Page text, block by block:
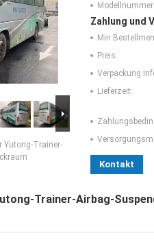
Yutong-Trainer-
Modellnummer:
Zahlung und
Min
Preis:
Verpackung
Lieferzeit:
Kontakt
Trainer-Airbag-